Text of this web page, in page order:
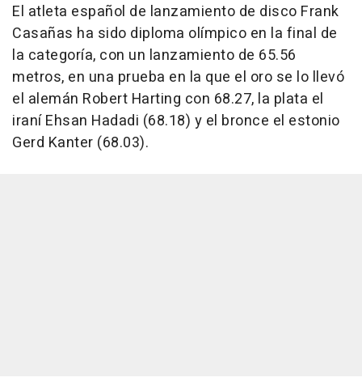
El atleta español de lanzamiento de disco Frank
Casañas ha sido diploma olímpico en la final de
la categoría, con un lanzamiento de 65.56
metros, en una prueba en la que el oro se lo llevó
el alemán Robert Harting con 68.27, la plata el
iraní Ehsan Hadadi (68.18) y el bronce el estonio
Gerd Kanter (68.03).